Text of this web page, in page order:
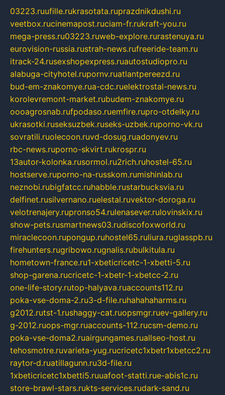
03223.ruufille.rukrasotata.ruprazdnikdushi.ru
veetbox.rucinemapost.ruciam-fr.rukraft-you.ru
mega-press.ru03223.ruweb-explore.rurastenuya.ru
eurovision-russia.rustrah-news.rufreeride-team.ru
itrack-24.rusexshopexpress.ruautostudiopro.ru
alabuga-cityhotel.rupornv.ruatlantpereezd.ru
bud-em-znakomye.rua-cdc.ruelektrostal-news.ru
korolevremont-market.rubudem-znakomye.ru
oooagrosnab.rufpodaso.ruemfire.rupro-otdelky.ru
ukrasotki.ruseksuzbek.ruseks-uzbek.ruporno-vk.ru
sovratili.ruolecoon.ruvd-dosug.ruadonyev.ru
rbc-news.ruporno-skvirt.rukrospr.ru
13autor-kolonka.rusormol.ru2rich.ruhostel-65.ru
hostserve.ruporno-na-russkom.rumishinlab.ru
neznobi.rubigfatcc.ruhabble.rustarbucksvia.ru
delfinet.rusilvernano.ruelestal.ruvektor-doroga.ru
velotrenajery.rupronso54.rulenasever.rulovinskix.ru
show-pets.rusmartnews03.rudiscofoxworld.ru
miraclecoon.rupongup.ruhostel65.ruliura.ruglasspb.ru
firehunters.rugribowo.rugnalis.rubulkitula.ru
hometown-france.ru1-xbeticricetc-1-xbetti-5.ru
shop-garena.rucricetc-1-xbetr-1-xbetcc-2.ru
one-life-story.rutop-halyava.ruaccounts112.ru
poka-vse-doma-2.ru3-d-file.ruhahahaharms.ru
g2012.rutst-1.rushaggy-cat.ruopsmgr.ruev-gallery.ru
g-2012.ruops-mgr.ruaccounts-112.rucsm-demo.ru
poka-vse-doma2.ruairgungames.ruallseo-host.ru
tehosmotre.ruvarieta-yug.rucricetc1xbetr1xbetcc2.ru
raytor-d.ruatillagunn.ru3d-file.ru
1xbeticricetc1xbetti5.ruuafoot-statti.rue-abis1c.ru
store-brawl-stars.rukts-services.rudark-sand.ru